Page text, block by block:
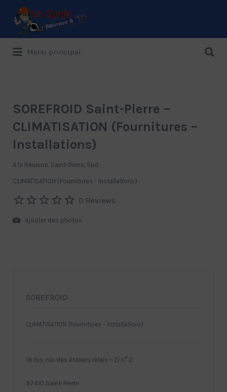
Le Guide de référence depuis 1995
Rechercher:
Menu principal
SOREFROID Saint-Pierre –
CLIMATISATION (Fournitures –
Installations)
A la Réunion, Saint-Pierre, Sud
CLIMATISATION (Fournitures - Installations)
0 Reviews
Ajouter des photos
SOREFROID
CLIMATISATION (Fournitures – Installations)
18 bis, rue des Ateliers relais – ZI n° 2
97410 Saint-Pierre